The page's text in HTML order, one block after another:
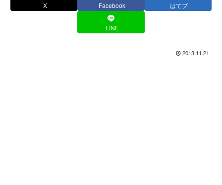
X Facebook はてブ
LINE
2013.11.21